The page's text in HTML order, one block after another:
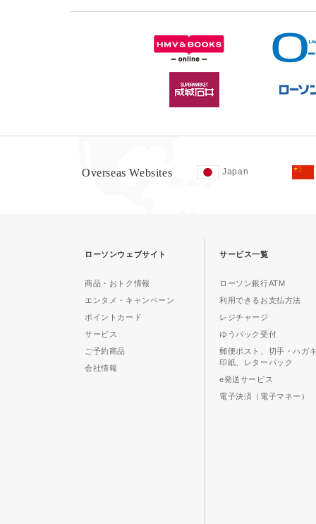
Overseas Websites Japan
ローソンウェブサイト
商品・おトク情報
エンタメ・キャンペーン
ポイントカード
サービス
ご予約商品
会社情報
サービス一覧
ローソン銀行ATM
利用できるお支払方法
レジチャージ
ゆうパック受付
郵便ポスト、切手・ハガ
印紙、レターパック
e発送サービス
電子決済（電子マネー）